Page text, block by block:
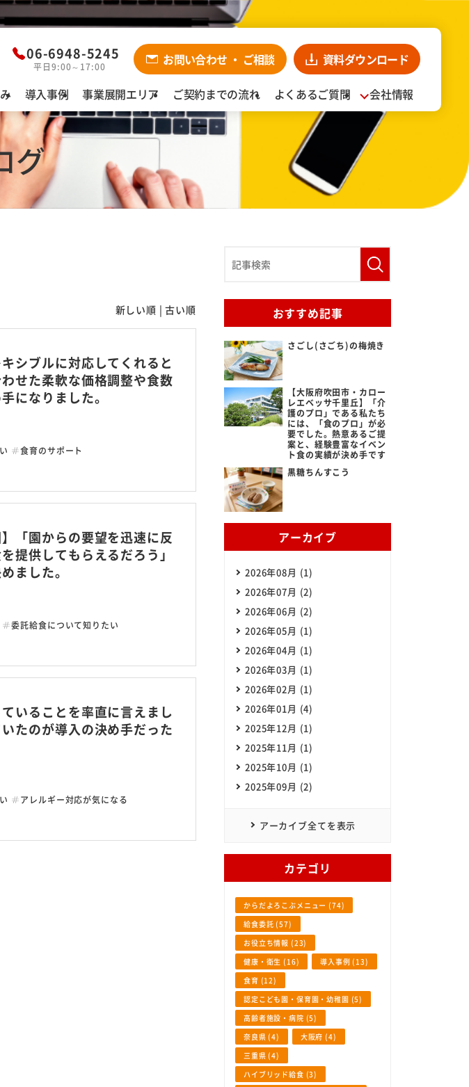
06-6948-5245
平日9:00～17:00 お問い合わせ ・ ご相談 資料ダウンロード
導入事例 事業展開エリア ご契約までの流れ よくあるご質問 会社情報
グ
お見積り依頼 CLOSE
・幼稚園
介護老人保健施設
ビス付高齢者向け住宅
導入事例
会社情報
社長挨拶・理念
サービス提供までの流れ
からだよろこぶメニュー
お知らせ
Copyright © MEIHAN SHOKUHIN Co.,Itd. All Rights Reserved.
新しい順 |古い順
シブルに対応してくれると
せた柔軟な価格調整や食数
になりました。
食育のサポート
「園からの要望を迅速に反
提供してもらえるだろう」
ました。
委託給食について知りたい
いることを率直に言えまし
たのが導入の決め手だった
アレルギー対応が気になる
おすすめ記事
さごし(さごち)の梅焼き
【大阪府吹田市・カロー
レエベッサ千里丘】「介
護のプロ」である私たち
には、「食のプロ」が必
要でした。熱意あるご提
案と、経験豊富なイベン
ト食の実績が決め手です
黒糖ちんすこう
アーカイブ
2026年08月 (1)
2026年07月 (2)
2026年06月 (2)
2026年05月 (1)
2026年04月 (1)
2026年03月 (1)
2026年02月 (1)
2026年01月 (4)
2025年12月 (1)
2025年11月 (1)
2025年10月 (1)
2025年09月 (2)
アーカイブ全てを表示
カテゴリ
からだよろこぶメニュー (74)
給食委託 (57)
お役立ち情報 (23)
健康・衛生 (16)
導入事例 (13)
食育 (12)
認定こども園・保育園・幼稚園 (5)
高齢者施設・病院 (5)
奈良県 (4)
大阪府 (4)
三重県 (4)
ハイブリッド給食 (3)